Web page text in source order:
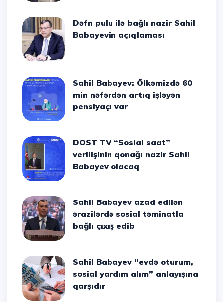
Dəfn pulu ilə bağlı nazir Sahil
Babayevin açıqlaması
Sahil Babayev: Ölkəmizdə 60
min nəfərdən artıq işləyən
pensiyaçı var
DOST TV “Sosial saat”
verilişinin qonağı nazir Sahil
Babayev olacaq
Sahil Babayev azad edilən
ərazilərdə sosial təminatla
bağlı çıxış edib
Sahil Babayev “evdə oturum,
sosial yardım alım” anlayışına
qarşıdır